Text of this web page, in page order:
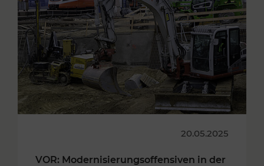
20.05.2025
VOR: Modernisierungsoffensiven in der